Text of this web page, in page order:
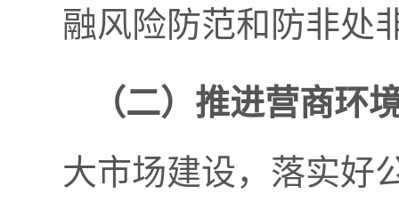
融风险防范和防非处
（二） 推进营商环
大市场建设，落实好